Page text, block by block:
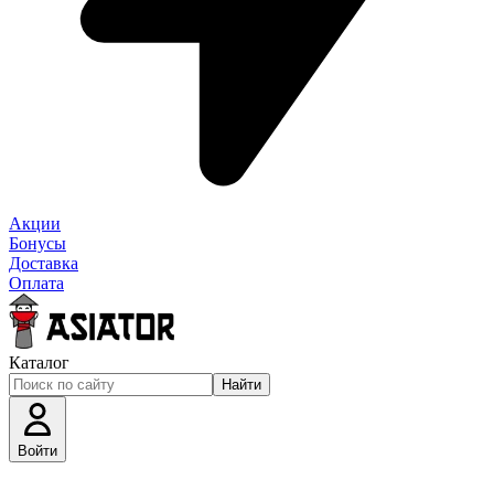
Акции
Бонусы
Доставка
Оплата
Каталог
Найти
Войти